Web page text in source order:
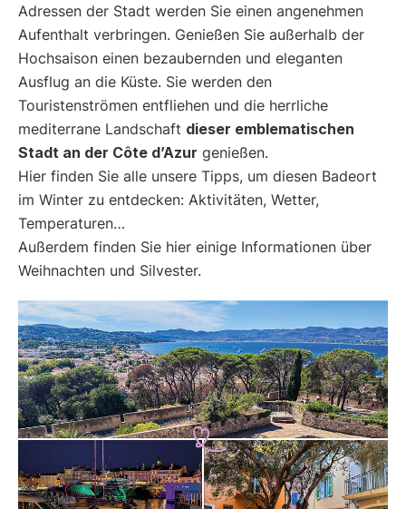
Adressen der Stadt werden Sie einen angenehmen
Aufenthalt verbringen. Genießen Sie außerhalb der
Hochsaison einen bezaubernden und eleganten
Ausflug an die Küste. Sie werden den
Touristenströmen entfliehen und die herrliche
mediterrane Landschaft dieser emblematischen
Stadt an der Côte d’Azur genießen.
Hier finden Sie alle unsere Tipps, um diesen Badeort
im Winter zu entdecken: Aktivitäten, Wetter,
Temperaturen…
Außerdem finden Sie hier einige Informationen über
Weihnachten und Silvester.